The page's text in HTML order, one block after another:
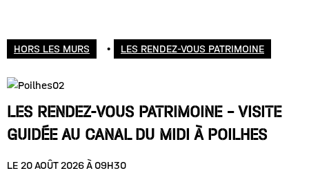
HORS LES MURS • LES RENDEZ-VOUS PATRIMOINE
LES RENDEZ-VOUS PATRIMOINE – VISITE
GUIDÉE AU CANAL DU MIDI À POILHES
LE 20 AOÛT 2026 À 09H30